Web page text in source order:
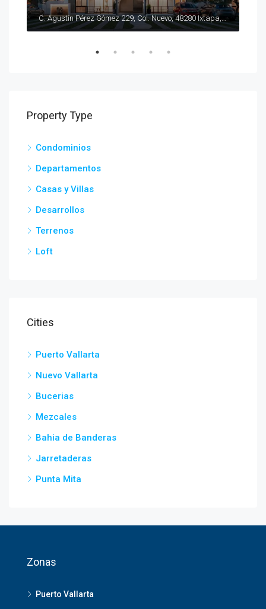
Property Type
Condominios
Departamentos
Casas y Villas
Desarrollos
Terrenos
Loft
Cities
Puerto Vallarta
Nuevo Vallarta
Bucerias
Mezcales
Bahia de Banderas
Jarretaderas
Punta Mita
Zonas
Puerto Vallarta